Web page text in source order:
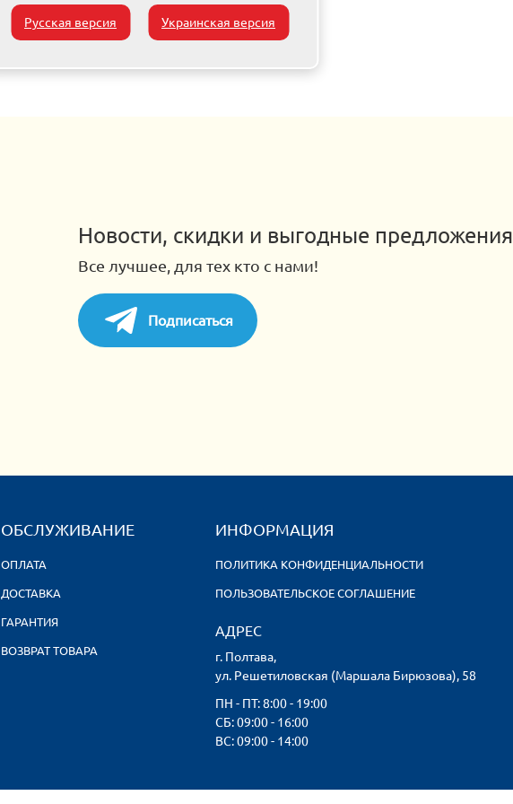
Русская версия Украинская версия
Новости, скидки и выгодные предложения
Все лучшее, для тех кто с нами!
Подписаться
ОБСЛУЖИВАНИЕ
ОПЛАТА
ДОСТАВКА
ГАРАНТИЯ
ВОЗВРАТ ТОВАРА
ИНФОРМАЦИЯ
ПОЛИТИКА КОНФИДЕНЦИАЛЬНОСТИ
ПОЛЬЗОВАТЕЛЬСКОЕ СОГЛАШЕНИЕ
АДРЕС
г. Полтава,
ул. Решетиловская (Маршала Бирюзова), 58
ПН - ПТ: 8:00 - 19:00
CБ: 09:00 - 16:00
ВС: 09:00 - 14:00